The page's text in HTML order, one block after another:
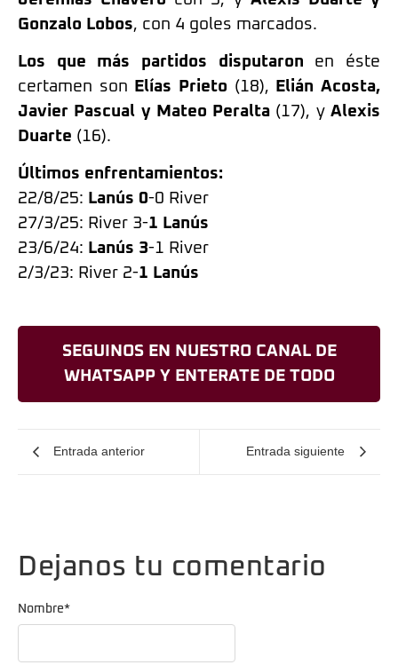
Gonzalo Lobos, con 4 goles marcados.
Los que más partidos disputaron en éste
certamen son
Elías Prieto (18),
Elián Acosta,
Javier Pascual y Mateo Peralta (17), yAlexis
Duarte (16).
Últimos enfrentamientos:
22/8/25: Lanús 0-0 River
27/3/25: River 3-1 Lanús
23/6/24: Lanús 3-1 River
2/3/23: River 2-1 Lanús
SEGUINOS EN NUESTRO CANAL DE
WHATSAPP Y ENTERATE DE TODO
Entrada anterior Entrada siguiente
Dejanos tu comentario
Nombre*